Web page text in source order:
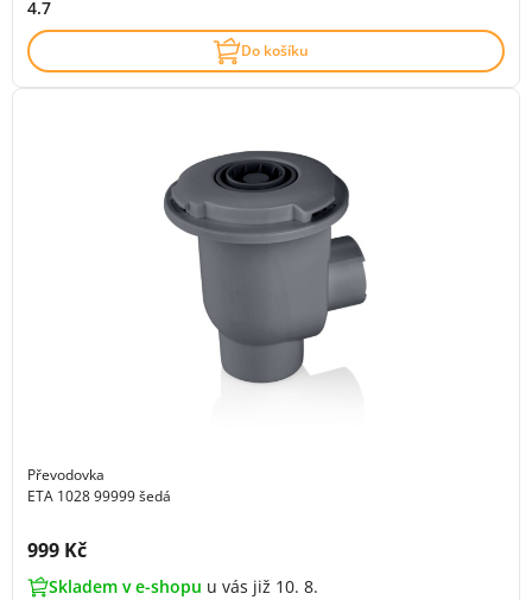
4.7
Do košíku
Převodovka
ETA 1028 99999 šedá
Cena s DPH:
999 Kč
Skladem v e-shopu u vás již 10. 8.